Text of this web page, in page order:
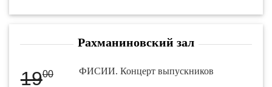
Рахманиновский зал
1900 ФИСИИ. Концерт выпускников